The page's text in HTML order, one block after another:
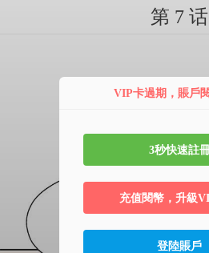
第 7 话
VIP卡過期，賬戶
3秒快速註
充值閱幣，升級
登陸賬戶